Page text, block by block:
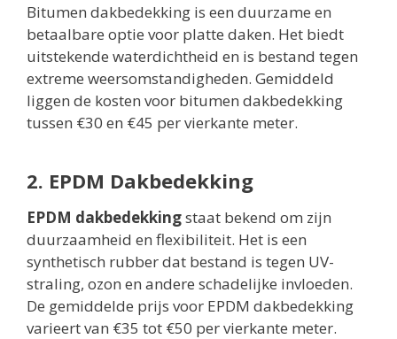
Bitumen dakbedekking is een duurzame en
betaalbare optie voor platte daken. Het biedt
uitstekende waterdichtheid en is bestand tegen
extreme weersomstandigheden. Gemiddeld
liggen de kosten voor bitumen dakbedekking
tussen €30 en €45 per vierkante meter.
2. EPDM Dakbedekking
EPDM dakbedekkingstaat bekend om zijn
duurzaamheid en flexibiliteit. Het is een
synthetisch rubber dat bestand is tegen UV-
straling, ozon en andere schadelijke invloeden.
De gemiddelde prijs voor EPDM dakbedekking
varieert van €35 tot €50 per vierkante meter.